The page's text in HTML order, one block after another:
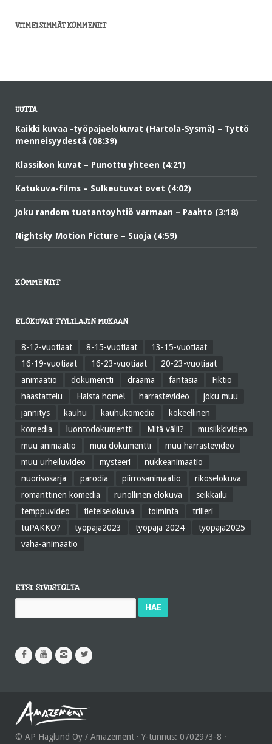
VIIMEISIMMÄT KOMMENTIT
UUTTA
Kaikki kuvaa -työpajaelokuvat (Hartola-Sysmä) – Tyttö
menneisyydestä (08:39)
Klassikon kuvat – Punottu yhteen (4:21)
Katukuva-films – Sulkeutuvat ovet (4:02)
Joku random tuotantoyhtiö varmaan – Paahto (3:18)
Nightsky Motion Picture – Suoja (4:59)
KOMMENTIT
ELOKUVAT TYYLILAJIN MUKAAN
8-12-vuotiaat 8-15-vuotiaat
13-15-vuotiaat
16-19-vuotiaat
16-23-vuotiaat
20-23-vuotiaat
animaatio
dokumentti draama fantasia
Fiktio
haastattelu
Haista home! harrastevideo
joku muu
jännitys
kauhu kauhukomedia
kokeellinen
komedia
luontodokumentti Mitä välii?
musiikkivideo
muu animaatio
muu dokumentti
muu harrastevideo
muu urheiluvideo
mysteeri
nukkeanimaatio
nuorisosarja
parodia piirrosanimaatio
rikoselokuva
romanttinen komedia
runollinen elokuva
seikkailu
temppuvideo
tieteiselokuva toiminta
trilleri
tuPAKKO?
työpaja2023 työpaja 2024
työpaja2025
vaha-animaatio
ETSI SIVUSTOLTA
© AP Haglund Oy / Amazement · Y-tunnus: 0702973-8 ·